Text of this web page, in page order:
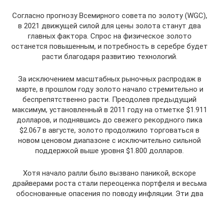
Согласно прогнозу Всемирного совета по золоту (WGC),
в 2021 движущей силой для цены золота станут два
главных фактора. Спрос на физическое золото
останется повышенным, и потребность в серебре будет
расти благодаря развитию технологий.
За исключением масштабных рыночных распродаж в
марте, в прошлом году золото начало стремительно и
беспрепятственно расти. Преодолев предыдущий
максимум, установленный в 2011 году на отметке $1.911
долларов, и поднявшись до свежего рекордного пика
$2.067 в августе, золото продолжило торговаться в
новом ценовом диапазоне с исключительно сильной
поддержкой выше уровня $1.800 долларов.
Хотя начало ралли было вызвано паникой, вскоре
драйверами роста стали переоценка портфеля и весьма
обоснованные опасения по поводу инфляции. Эти два